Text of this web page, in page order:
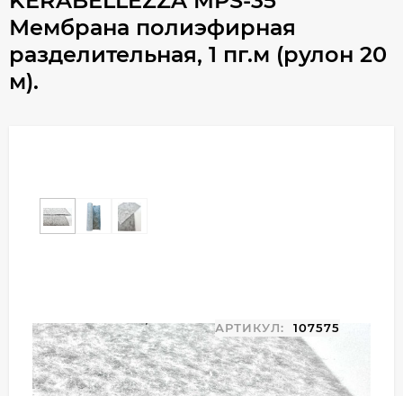
Мембрана полиэфирная
разделительная, 1 пг.м (рулон 20
м).
АРТИКУЛ: 107575